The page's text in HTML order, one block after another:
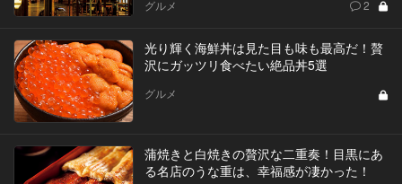
グルメ 2
光り輝く海鮮丼は見た目も味も最高だ！贅
沢にガッツリ食べたい絶品丼5選
グルメ
蒲焼きと白焼きの贅沢な二重奏！目黒にあ
る名店のうな重は、幸福感が凄かった！